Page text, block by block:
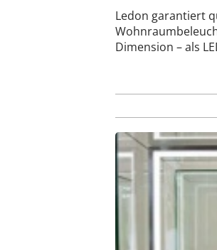
Ledon garantiert
Dimension – als